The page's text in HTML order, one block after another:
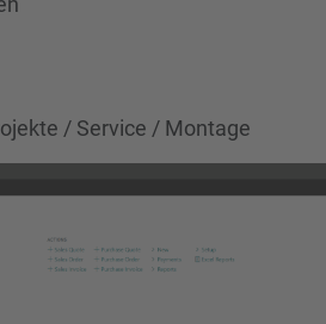
/ Service / Montage